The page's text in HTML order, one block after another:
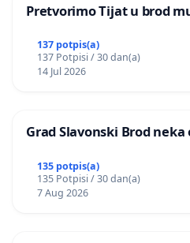
Pretvorimo Tijat u brod
137 potpis(a)
137 Potpisi / 30 dan(a)
14 Jul 2026
Grad Slavonski Brod
135 potpis(a)
135 Potpisi / 30 dan(a)
7 Aug 2026